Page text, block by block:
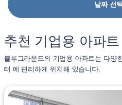
날짜 선택
추천 기업용 아파
블루그라운드의 기업용 아파트는 다양
터 에 편리하게 위치해 있습니다.